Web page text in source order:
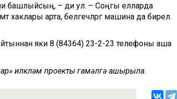
башлыйсың, – ди ул. – Соңгы елларда
хаклары арта, белгечләргә машина да бирелә.
яки 8 (84364) 23-2-23 телефоны аша
илкүләм проекты гамәлгә ашырыла.